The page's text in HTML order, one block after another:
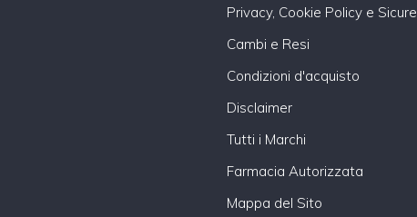
Privacy, Cookie Policy e
Cambi e Resi
Condizioni d'acquisto
Disclaimer
Tutti i Marchi
Farmacia Autorizzata
Mappa del Sito